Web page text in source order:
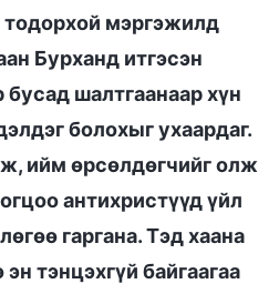
тодорхой мэргэжилд
Бурханд итгэсэн
бусад шалтгаанаар хүн
болохыг ухаардаг.
ийм өрсөлдөгчийг олж
антихристүүд үйл
гаргана. Тэд хаана
тэнцэхгүй байгаагаа